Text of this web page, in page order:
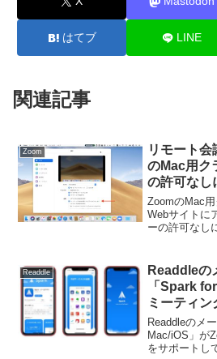
はてブ LINE
関連記事
Zoom
リモート会
のMac用ク
の許可なし
になってし
る。
ZoomのMac
Webサイトに
ーの許可なし
Readdle
Readdleの
「Spark
ミーティ
ト。
Readdleのメ
Mac/iOS」が
をサポートし